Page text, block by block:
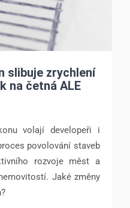
slibuje zrychlení
na četná ALE
volají developeři i
povolování staveb
rozvoje měst a
Jaké změny